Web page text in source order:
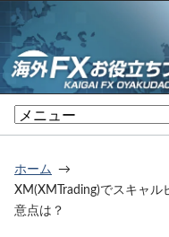
ホーム
XM(XMTrading)でスキャ
意点は？